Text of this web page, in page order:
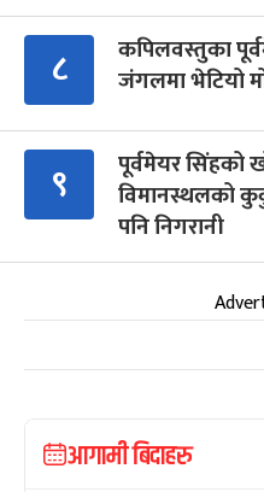
८
कपिलवस्तुका
जंगलमा भेटियो
९
पूर्वमेयर सिंहको
विमानस्थलको
पनि निगरानी
आगामी बिदाहरु